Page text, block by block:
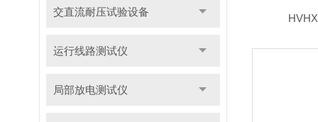
交直流耐压试验设备
运行线路测试仪
局部放电测试仪